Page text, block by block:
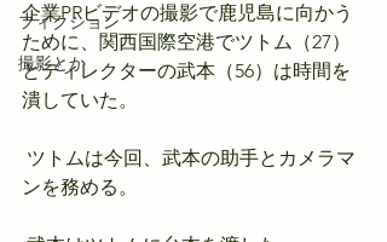
フィクション
撮影とか
企業PRビデオの撮影で鹿児島に向かう
ために、関西国際空港でツトム（27）
とディレクターの武本（56）は時間を
潰していた。
ンを務める。